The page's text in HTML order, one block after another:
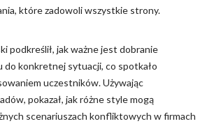
które zadowoli wszystkie strony.
podkreślił, jak ważne jest dobranie
konkretnej sytuacji, co spotkało
uczestników. Używając
pokazał, jak różne style mogą
scenariuszach konfliktowych w firmach